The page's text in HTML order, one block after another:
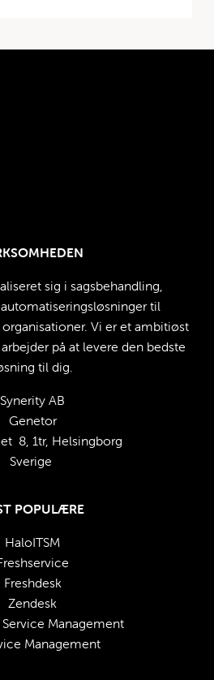
sig i sagsbehandling,
til
Vi er et ambitiøst
på at levere den bedste
til dig.
Synerity AB
Genetor
8, 1tr, Helsingborg
Sverige
POPULÆRE
HaloITSM
Freshdesk
Zendesk
Management
Management